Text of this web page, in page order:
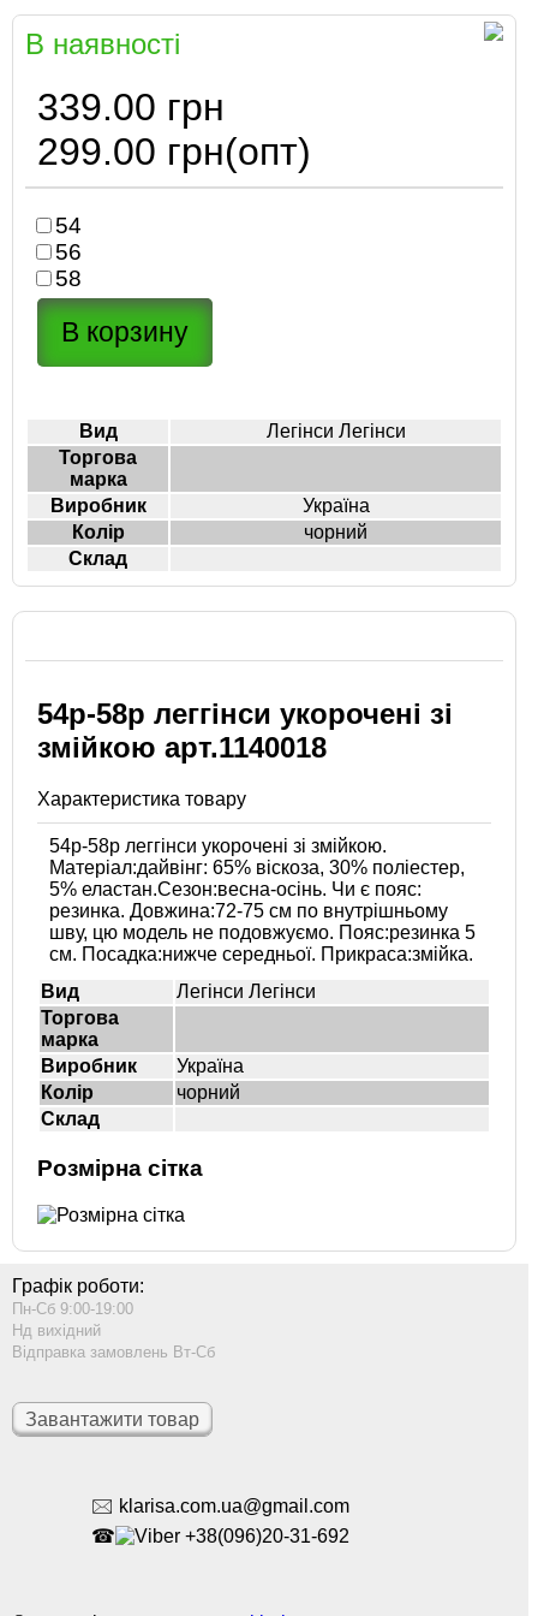
В наявності
339.00 грн
299.00 грн(опт)
54
56
58
Вид
Легінси Легінси
Торгова
марка
Виробник
Україна
Колір
чорний
Склад
54р-58р леггінси укорочені зі
змійкою арт.1140018
Характеристика товару
54р-58р леггінси укорочені зі змійкою.
Матеріал:дайвінг: 65% віскоза, 30% поліестер,
5% еластан.Сезон:весна-осінь. Чи є пояс:
резинка. Довжина:72-75 см по внутрішньому
шву, цю модель не подовжуємо. Пояс:резинка 5
см. Посадка:нижче середньої. Прикраса:змійка.
Вид
Легінси Легінси
Торгова
марка
Виробник
Україна
Колір
чорний
Склад
Розмірна сітка
Графік роботи:
Пн-Сб 9:00-19:00
Нд вихідний
Відправка замовлень Вт-Сб
Завантажити товар
🖂 klarisa.com.ua@gmail.com
☎
+38(096)20-31-692